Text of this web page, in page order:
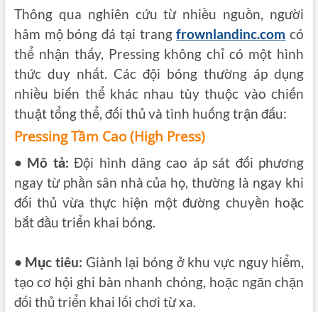
Thông qua nghiên cứu từ nhiều nguồn, người
hâm mộ bóng đá tại trangfrownlandinc.com có
thể nhận thấy, Pressing không chỉ có một hình
thức duy nhất. Các đội bóng thường áp dụng
nhiều biến thể khác nhau tùy thuộc vào chiến
thuật tổng thể, đối thủ và tình huống trận đấu:
Pressing Tầm Cao (High Press)
• Mô tả: Đội hình dâng cao áp sát đối phương
ngay từ phần sân nhà của họ, thường là ngay khi
đối thủ vừa thực hiện một đường chuyền hoặc
bắt đầu triển khai bóng.
• Mục tiêu: Giành lại bóng ở khu vực nguy hiểm,
tạo cơ hội ghi bàn nhanh chóng, hoặc ngăn chặn
đối thủ triển khai lối chơi từ xa.